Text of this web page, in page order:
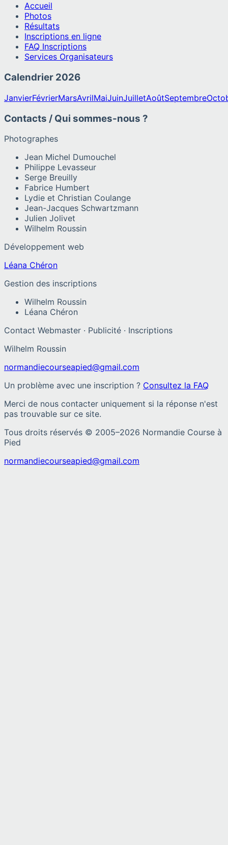
Accueil
Photos
Résultats
Inscriptions en ligne
FAQ Inscriptions
Services Organisateurs
Calendrier 2026
JanvierFévrierMarsAvrilMaiJuinJuilletAoûtSeptembre
Contacts / Qui sommes-nous ?
Photographes
Jean Michel Dumouchel
Philippe Levasseur
Serge Breuilly
Fabrice Humbert
Lydie et Christian Coulange
Jean-Jacques Schwartzmann
Julien Jolivet
Wilhelm Roussin
Développement web
Léana Chéron
Gestion des inscriptions
Wilhelm Roussin
Léana Chéron
Contact Webmaster · Publicité · Inscriptions
Wilhelm Roussin
normandiecourseapied@gmail.com
Un problème avec une inscription ? Consultez la FAQ
Merci de nous contacter uniquement si la réponse n'est
pas trouvable sur ce site.
Tous droits réservés © 2005–2026 Normandie Course à
Pied
normandiecourseapied@gmail.com